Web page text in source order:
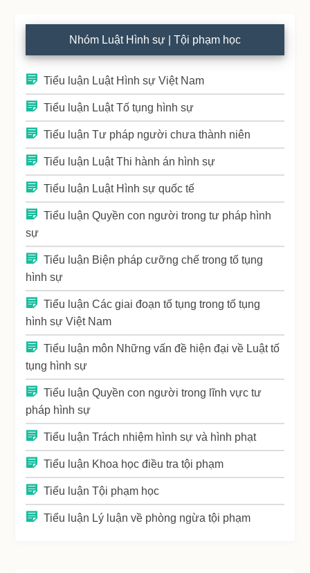
Nhóm Luật Hình sự | Tội phạm học
Tiểu luận Luật Hình sự Việt Nam
Tiểu luận Luật Tố tụng hình sự
Tiểu luận Tư pháp người chưa thành niên
Tiểu luận Luật Thi hành án hình sự
Tiểu luận Luật Hình sự quốc tế
Tiểu luận Quyền con người trong tư pháp hình
sự
Tiểu luận Biện pháp cưỡng chế trong tố tụng
hình sự
Tiểu luận Các giai đoạn tố tụng trong tố tụng
hình sự Việt Nam
Tiểu luận môn Những vấn đề hiện đại về Luật tố
tụng hình sự
Tiểu luận Quyền con người trong lĩnh vực tư
pháp hình sự
Tiểu luận Trách nhiệm hình sự và hình phạt
Tiểu luận Khoa học điều tra tội phạm
Tiểu luận Tội phạm học
Tiểu luận Lý luận về phòng ngừa tội phạm